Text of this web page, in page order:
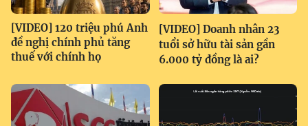
[VIDEO] 120 triệu phú Anh
đề nghị chính phủ tăng
thuế với chính họ
[VIDEO] Doanh nhân 23
tuổi sở hữu tài sản gần
6.000 tỷ đồng là ai?